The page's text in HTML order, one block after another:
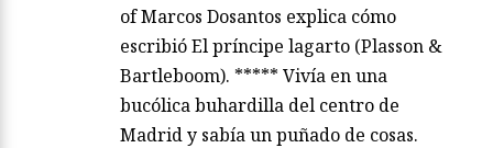
of Marcos Dosantos explica cómo
escribió El príncipe lagarto (Plasson &
Bartleboom). ***** Vivía en una
bucólica buhardilla del centro de
Madrid y sabía un puñado de cosas.